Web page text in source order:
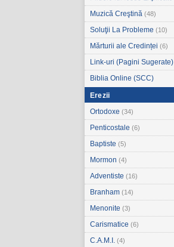
Muzică Creştină (48)
Soluţii La Probleme (10)
Mărturii ale Credinței (6)
Link-uri (Pagini Sugerate)
Biblia Online (SCC)
Erezii
Ortodoxe (34)
Penticostale (6)
Baptiste (5)
Mormon (4)
Adventiste (16)
Branham (14)
Menonite (3)
Carismatice (6)
C.A.M.I. (4)